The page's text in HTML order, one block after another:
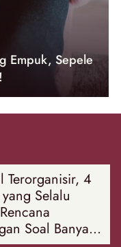
Empuk, Sepele
Terorganisir, 4
Selalu
Soal Banyak